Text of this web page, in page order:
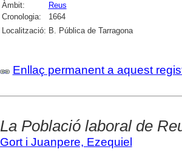
Àmbit:
Reus
Cronologia:
1664
Localització: B. Pública de Tarragona
Enllaç permanent a aquest
La Població laboral de
Gort i Juanpere, Ezequiel